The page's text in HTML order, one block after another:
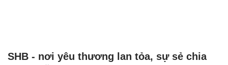
SHB - nơi yêu thương lan tỏa, sự sẻ chia